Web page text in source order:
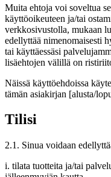
Muita ehtoja voi soveltua
käyttöoikeuteen ja/tai
verkkosivustolla, mukaan
edellyttää nimenomaisesti
tai käyttäessäsi
lisäehtojen välillä on
Näissä käyttöehdoissa
tämän asiakirjan [alusta/
Tilisi
2.1. Sinua voidaan
i. tilata tuotteita ja/tai